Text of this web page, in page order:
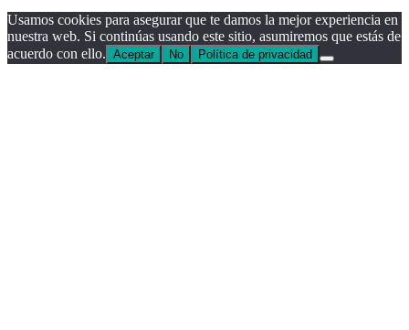
Usamos cookies para asegurar que te damos la mejor experiencia en
nuestra web. Si continúas usando este sitio, asumiremos que estás de
acuerdo con ello. Aceptar No Política de privacidad